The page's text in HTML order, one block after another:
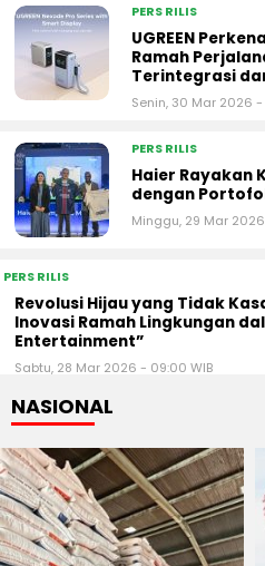
PERS RILIS
UGREEN
Ramah
Terintegrasi
Senin, 30 Mar 2026 -
PERS RILIS
Haier Rayakan
dengan
Minggu, 29 Mar 2026
PERS RILIS
Revolusi Hijau yang Tidak
Inovasi Ramah Lingkungan
Entertainment”
Sabtu, 28 Mar 2026 - 09:00 WIB
NASIONAL